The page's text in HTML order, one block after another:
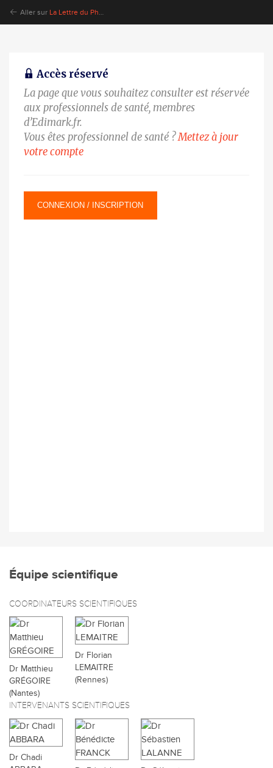
Aller sur La Lettre du Pharmacologue
Accès réservé
La page que vous souhaitez consulter est réservée
aux professionnels de santé, membres
d’Edimark.fr.
Vous êtes professionnel de santé ?Mettez à jour
votre compte
CONNEXION / INSCRIPTION
Équipe scientifique
COORDINATEURS SCIENTIFIQUES
Dr Matthieu
GRÉGOIRE
(Nantes)
Dr Florian
LEMAITRE
(Rennes)
INTERVENANTS SCIENTIFIQUES
Dr Chadi